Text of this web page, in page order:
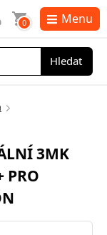
Hledat
0 Menu
3MK
PRO